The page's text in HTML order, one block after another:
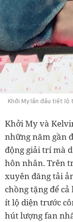
Khởi My lần đầu tiết lộ
Khởi My và
những năm gần
động giải trí mà
hôn nhân. Trên
xuyên đăng tải
chồng tặng để
ít lộ diện trước
hút lượng fan